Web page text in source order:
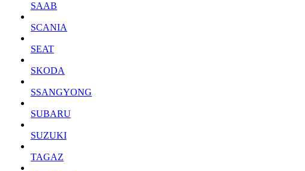
SAAB
SCANIA
SEAT
SKODA
SSANGYONG
SUBARU
SUZUKI
TAGAZ